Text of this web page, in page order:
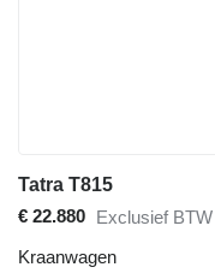
Tatra T815
€ 22.880 Exclusief BTW
Kraanwagen